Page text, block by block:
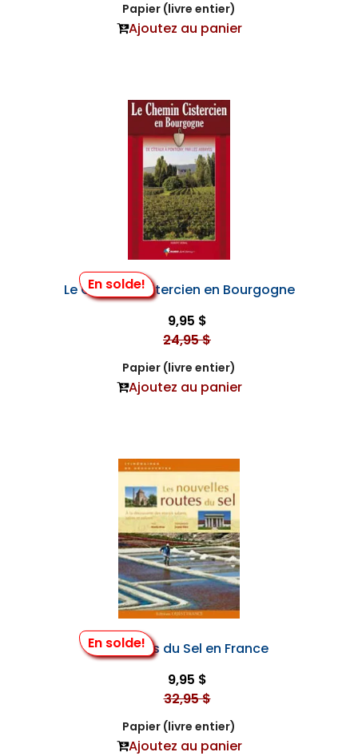
Papier (livre entier)
Ajoutez au panier
En solde!
Le Chemin Cistercien en Bourgogne
9,95 $
24,95 $
Papier (livre entier)
Ajoutez au panier
En solde!
Les Routes du Sel en France
9,95 $
32,95 $
Papier (livre entier)
Ajoutez au panier